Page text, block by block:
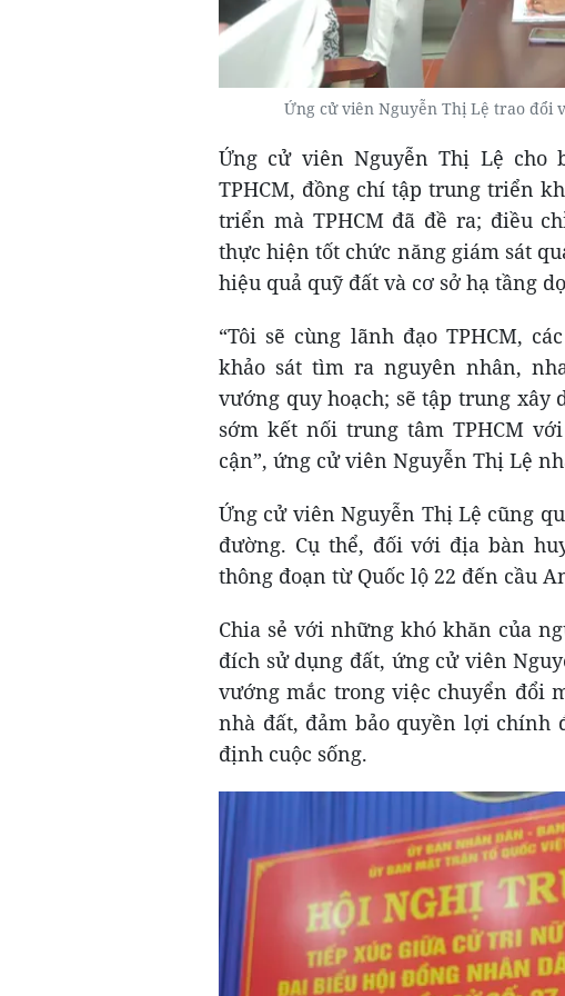
Ứng cử viên Nguyễn Thị Lệ trao đổi
Ứng cử viên Nguyễn Thị Lệ
TPHCM, đồng chí tập trung triển
triển mà TPHCM đã đề ra; điều
thực hiện tốt chức năng giám sát
hiệu quả quỹ đất và cơ sở hạ tầng
“Tôi sẽ cùng lãnh đạo TPHCM,
khảo sát tìm ra nguyên nhân,
vướng quy hoạch; sẽ tập trung xây
sớm kết nối trung tâm TPHCM
cận”, ứng cử viên Nguyễn Thị Lệ
Ứng cử viên Nguyễn Thị Lệ cũng
đường. Cụ thể, đối với địa bàn
thông đoạn từ Quốc lộ 22 đến cầu
Chia sẻ với những khó khăn của
đích sử dụng đất, ứng cử viên
vướng mắc trong việc chuyển đổi
nhà đất, đảm bảo quyền lợi chính
định cuộc sống.